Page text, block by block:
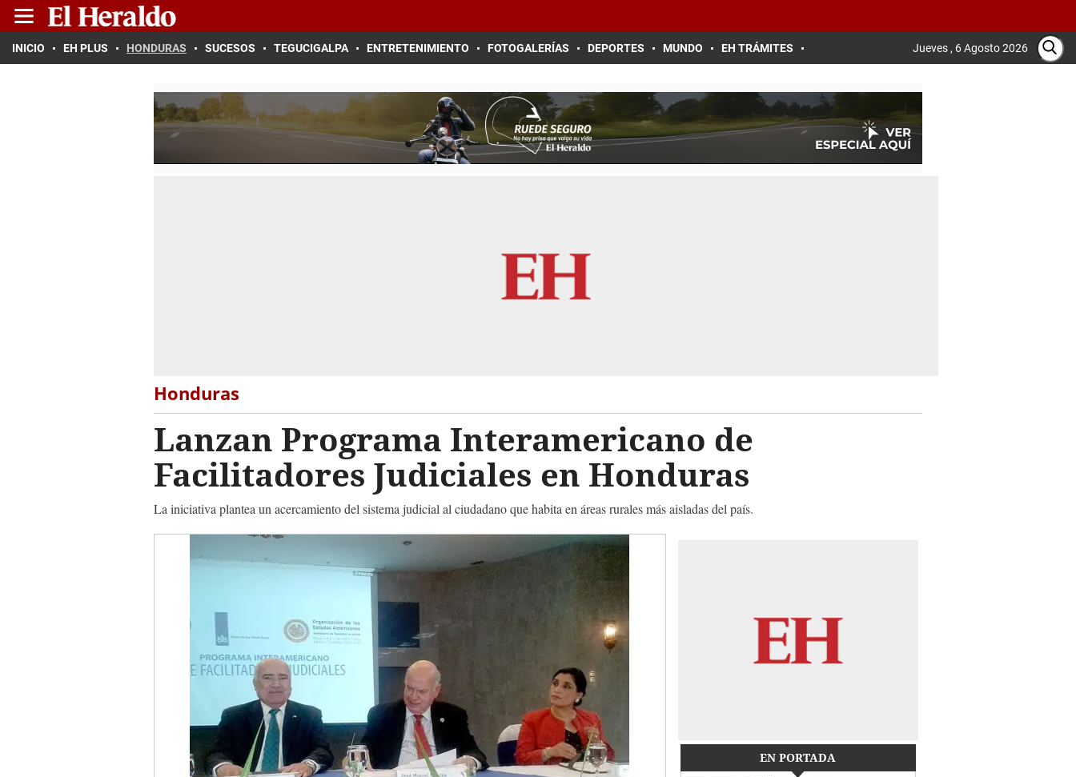
INICIO EH PLUS HONDURAS SUCESOS TEGUCIGALPA ENTRETENIMIENTO FOTOGALERÍAS DEPORTES MUNDO EH TRÁMITES Jueves , 6 Agosto 2026
Honduras
Lanzan Programa Interamericano de
Facilitadores Judiciales en Honduras
La iniciativa plantea un acercamiento del sistema judicial al ciudadano que habita en áreas rurales más aisladas del país.
EN PORTADA